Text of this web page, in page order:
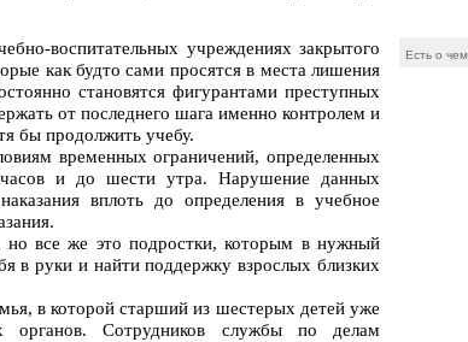
воспитательных учреждениях закрытого
как будто сами просятся в места лишения
становятся фигурантами преступных
от последнего шага именно контролем и
бы продолжить учебу.
временных ограничений, определенных
и до шести утра. Нарушение данных
вплоть до определения в учебное
но все же это подростки, которым в нужный
в руки и найти поддержку взрослых близких
в которой старший из шестерых детей уже
органов. Сотрудников службы по делам
Есть о